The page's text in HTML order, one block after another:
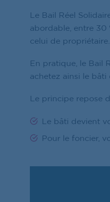
Le Bail Réel
abordable, entre 30
celui de propriétaire.
En pratique, le Bail
achetez ainsi le
Le principe repose
Le bâti devient
Pour le foncier,